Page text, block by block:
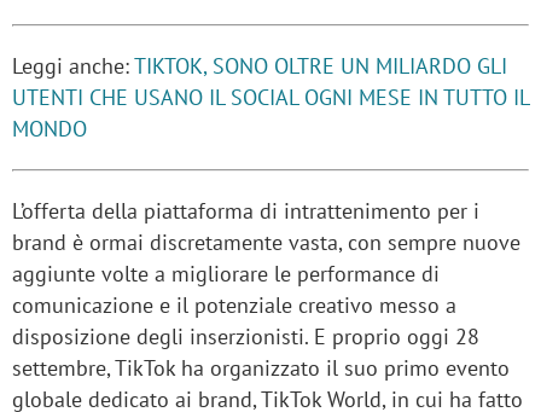
Leggi anche:TIKTOK, SONO OLTRE UN MILIARDO GLI
UTENTI CHE USANO IL SOCIAL OGNI MESE IN TUTTO IL
MONDO
L’offerta della piattaforma di intrattenimento per i
brand è ormai discretamente vasta, con sempre nuove
aggiunte volte a migliorare le performance di
comunicazione e il potenziale creativo messo a
disposizione degli inserzionisti. E proprio oggi 28
settembre, TikTok ha organizzato il suo primo evento
globale dedicato ai brand, TikTok World, in cui ha fatto